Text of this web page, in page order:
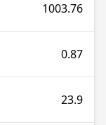
1003.76
0.87
23.9